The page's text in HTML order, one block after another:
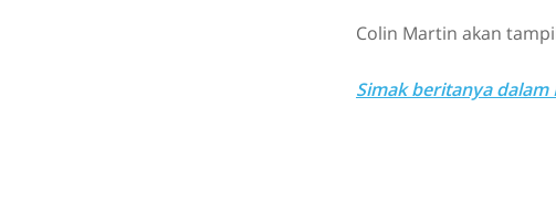
Colin Martin akan
Simak beritanya dalam